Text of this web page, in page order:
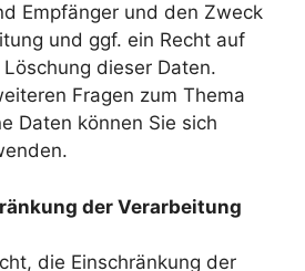
Empfänger und den Zweck
und ggf. ein Recht auf
dieser Daten.
Fragen zum Thema
Daten können Sie sich
der Verarbeitung
die Einschränkung der